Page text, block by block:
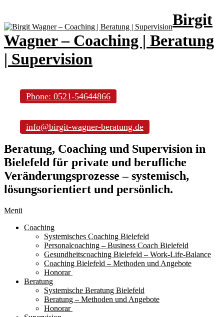
Birgit
Wagner – Coaching | Beratung
| Supervision
Phone: 0521-54644866
info@birgit-wagner-beratung.de
Beratung, Coaching und Supervision in
Bielefeld für private und berufliche
Veränderungsprozesse – systemisch,
lösungsorientiert und persönlich.
Menü
Coaching
Systemisches Coaching Bielefeld
Personalcoaching – Business Coach Bielefeld
Gesundheitscoaching Bielefeld – Work-Life-Balance
Coaching Bielefeld – Methoden und Angebote
Honorar
Beratung
Systemische Beratung Bielefeld
Beratung – Methoden und Angebote
Honorar